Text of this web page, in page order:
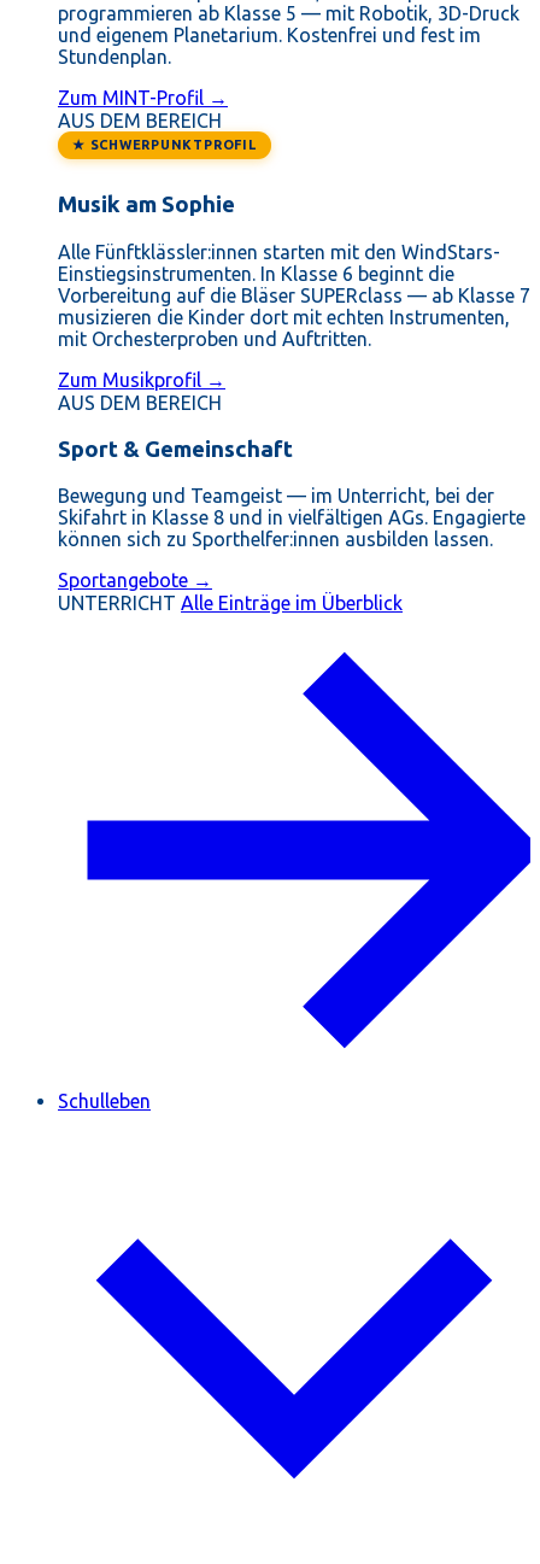
programmieren ab Klasse 5 — mit Robotik, 3D-Druck
und eigenem Planetarium. Kostenfrei und fest im
Stundenplan.
Zum MINT-Profil →
AUS DEM BEREICH
★ SCHWERPUNKTPROFIL
Musik am Sophie
Alle Fünftklässler:innen starten mit den WindStars-
Einstiegsinstrumenten. In Klasse 6 beginnt die
Vorbereitung auf die Bläser SUPERclass — ab Klasse 7
musizieren die Kinder dort mit echten Instrumenten,
mit Orchesterproben und Auftritten.
Zum Musikprofil →
AUS DEM BEREICH
Sport & Gemeinschaft
Bewegung und Teamgeist — im Unterricht, bei der
Skifahrt in Klasse 8 und in vielfältigen AGs. Engagierte
können sich zu Sporthelfer:innen ausbilden lassen.
Sportangebote →
UNTERRICHT Alle Einträge im Überblick
Schulleben